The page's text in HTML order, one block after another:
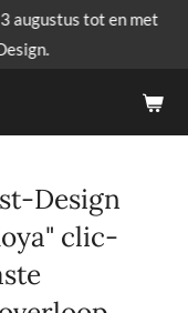
augustus tot en met
Design
clic-